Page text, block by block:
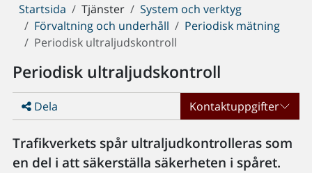
Du
är
här:
Startsida Tjänster
System och verktyg
Förvaltning och underhåll
Periodisk mätning
Periodisk ultraljudskontroll
Periodisk ultraljudskontroll
Dela Kontaktuppgifter
Trafikverkets spår ultraljudkontrolleras som
en del i att säkerställa säkerheten i spåret.